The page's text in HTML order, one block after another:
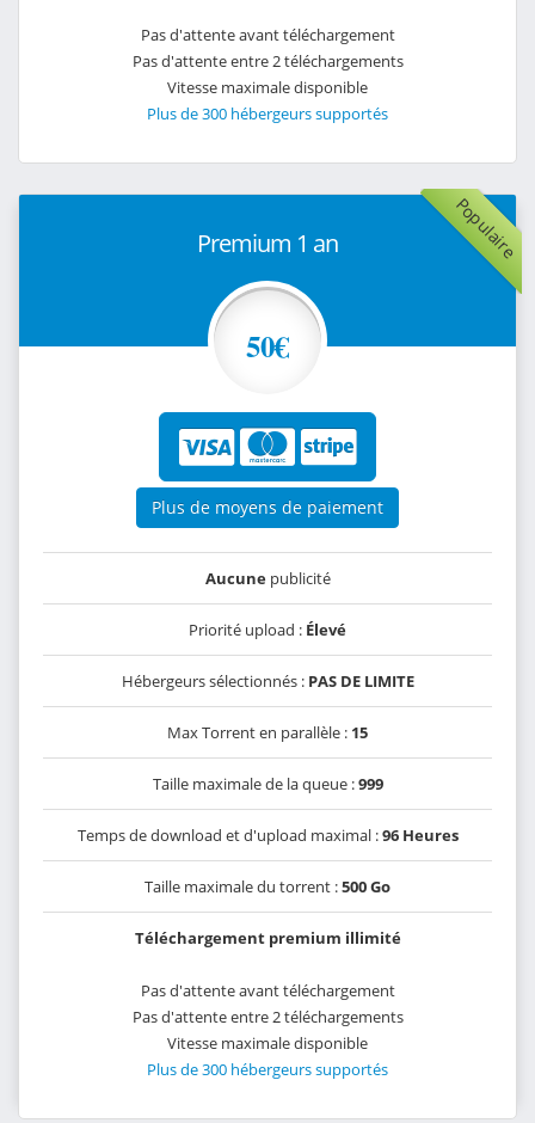
Pas d'attente avant téléchargement
Pas d'attente entre 2 téléchargements
Vitesse maximale disponible
Plus de 300 hébergeurs supportés
Populaire
Premium 1 an
50€
Plus de moyens de paiement
Aucunepublicité
Priorité upload : Élevé
Hébergeurs sélectionnés : PAS DE LIMITE
Max Torrent en parallèle : 15
Taille maximale de la queue :999
Temps de download et d'upload maximal :96 Heures
Taille maximale du torrent :500 Go
Téléchargement premium illimité
Pas d'attente avant téléchargement
Pas d'attente entre 2 téléchargements
Vitesse maximale disponible
Plus de 300 hébergeurs supportés